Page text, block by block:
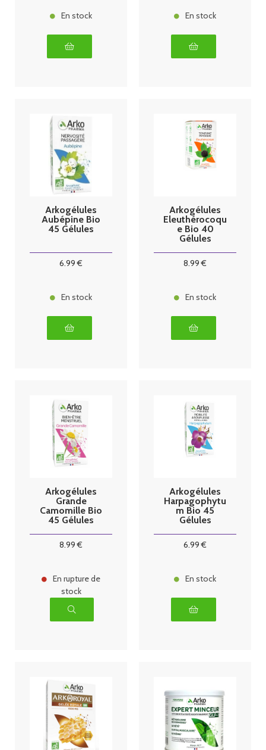
En stock En stock
Arkogélules
Aubépine Bio
45 Gélules
6.99 €
En stock
Arkogélules
Eleuthérocoqu
e Bio 40
Gélules
8.99 €
En stock
Arkogélules
Grande
Camomille Bio
45 Gélules
8.99 €
En rupture de
stock
Arkogélules
Harpagophytu
m Bio 45
Gélules
6.99 €
En stock